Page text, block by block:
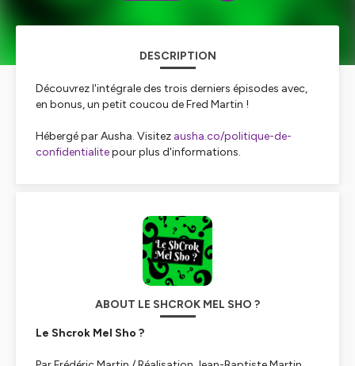
DESCRIPTION
Découvrez l'intégrale des trois derniers épisodes avec,
en bonus, un petit coucou de Fred Martin !
Hébergé par Ausha. Visitez ausha.co/politique-de-
confidentialitepour plus d'informations.
ABOUT LE SHCROK MEL SHO ?
Le Shcrok Mel Sho ?